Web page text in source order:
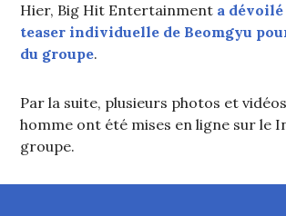
Hier, Big Hit Entertainment a
teaser individuelle de Beomgyu
du groupe.
Par la suite, plusieurs photos et
homme ont été mises en ligne sur le
groupe.